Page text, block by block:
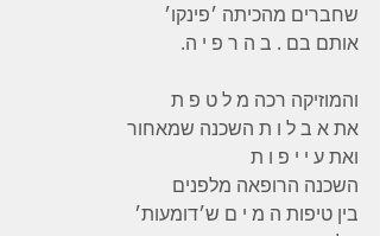
שחברים מהכיתה ׳פינקו׳
אותם בם . ב ה ר פ י ה.
והמוזיקה רכה מ ל ט פ ת
את א ב ל ו ת השכנה שמאחור
ואת ע י י פ ו ת
השכנה הרופאה מלפנים
בין טיפות ה מ י ם ש׳דומעות׳